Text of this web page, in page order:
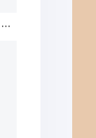
© Голлі Рінґланд. Втрачені квіти Еліс Гарт